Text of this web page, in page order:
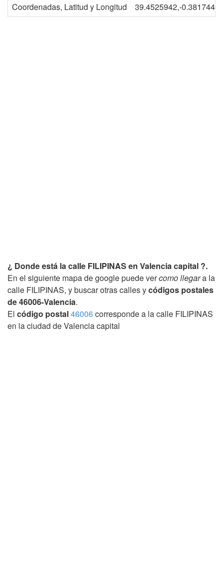
Coordenadas, Latitud y Longitud
39.4525942,-0.3817448
¿ Donde está la calle FILIPINAS en Valencia capital ?.
En el siguiente mapa de google puede vercomo llegara la
calle FILIPINAS, y buscar otras calles ycódigos postales
de 46006-Valencia.
El código postal46006corresponde a la calle FILIPINAS
en la ciudad de Valencia capital